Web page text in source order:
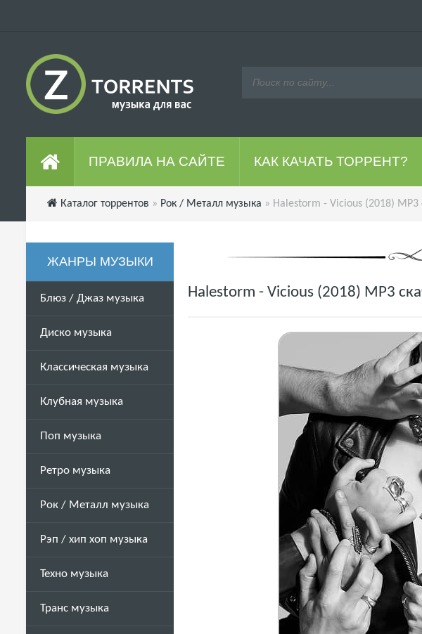
ПРАВИЛА НА САЙТЕ КАК КАЧАТЬ ТОРРЕНТ?
Каталог торрентов » Рок / Металл музыка » Halestorm - Vicious (2018) MP3
ЖАНРЫ МУЗЫКИ
Блюз / Джаз музыка
Диско музыка
Классическая музыка
Клубная музыка
Поп музыка
Ретро музыка
Рок / Металл музыка
Рэп / хип хоп музыка
Техно музыка
Транс музыка
Halestorm - Vicious (2018) MP3